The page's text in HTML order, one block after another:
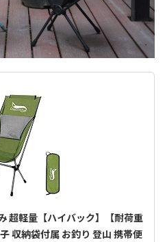
超軽量【ハイバック】【耐荷重
収納袋付属 お釣り 登山 携帯便